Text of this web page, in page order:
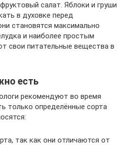
салат. Яблоки и груши
в духовке перед
становятся максимально
и наиболее простым
свои питательные вещества в
есть
рекомендуют во время
только определённые сорта
так как они отличаются от